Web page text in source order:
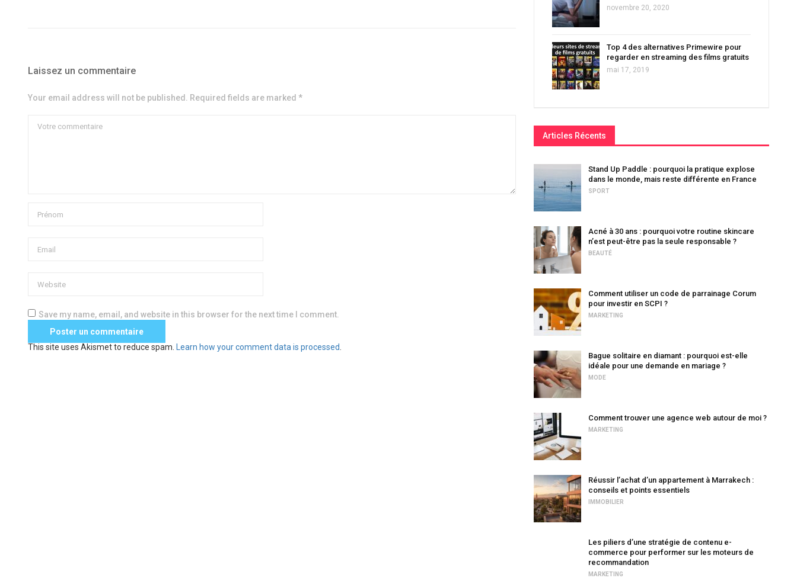
Laissez un commentaire
Your email address will not be published. Required fields are marked *
Save my name, email, and website in this browser for the next time I comment.
This site uses Akismet to reduce spam. Learn how your comment data is processed
novembre 20, 2020
Top 4 des alternatives Primewire pour
regarder en streaming des films gratuits
mai 17, 2019
Articles Récents
Stand Up Paddle : pourquoi la pratique explose
dans le monde, mais reste différente en France
SPORT
Acné à 30 ans : pourquoi votre routine skincare
n’est peut-être pas la seule responsable ?
BEAUTÉ
Comment utiliser un code de parrainage Corum
pour investir en SCPI ?
MARKETING
Bague solitaire en diamant : pourquoi est-elle
idéale pour une demande en mariage ?
MODE
Comment trouver une agence web autour de moi ?
MARKETING
Réussir l’achat d’un appartement à Marrakech :
conseils et points essentiels
IMMOBILIER
Les piliers d’une stratégie de contenu e-
commerce pour performer sur les moteurs de
recommandation
MARKETING